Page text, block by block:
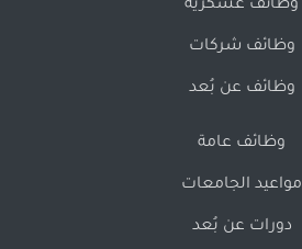
وظائف عسكرية
وظائف شركات
وظائف عن بُعد
وظائف عامة
مواعيد الجامعات
دورات عن بُعد